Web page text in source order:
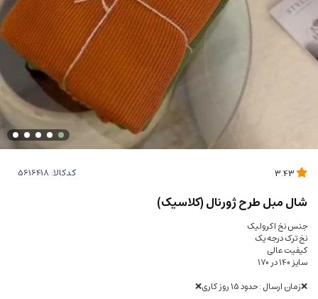
کدکالا:
شال مبل طرح ژورنال (کلاسیک)
جنس نخ اکرولیک
نخ ترک درجه یک
کیفیت عالی
سایز 140 در 170
❌زمان ارسال : حدود 15 روز کاری❌